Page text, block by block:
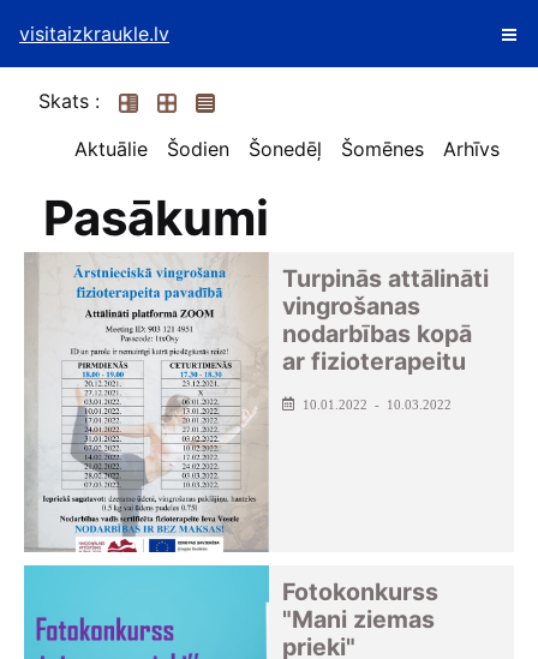
visitaizkraukle.lv
Skats :
Aktuālie
Šodien Šonedēļ Šomēnes Arhīvs
Pasākumi
Turpinās attālināti
vingrošanas
nodarbības kopā
ar fizioterapeitu
10.01.2022 - 10.03.2022
Fotokonkurss
"Mani ziemas
prieki"